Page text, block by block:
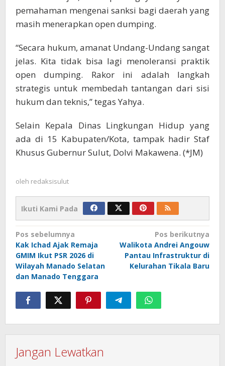
pemahaman mengenai sanksi bagi daerah yang
masih menerapkan open dumping.
“Secara hukum, amanat Undang-Undang sangat
jelas. Kita tidak bisa lagi menoleransi praktik
open dumping. Rakor ini adalah langkah
strategis untuk membedah tantangan dari sisi
hukum dan teknis,” tegas Yahya.
Selain Kepala Dinas Lingkungan Hidup yang
ada di 15 Kabupaten/Kota, tampak hadir Staf
Khusus Gubernur Sulut, Dolvi Makawena. (*JM)
oleh redaksisulut
Ikuti Kami Pada
Navigasi
pos
Pos sebelumnya
Kak Ichad Ajak Remaja
GMIM Ikut PSR 2026 di
Wilayah Manado Selatan
dan Manado Tenggara
Pos berikutnya
Walikota Andrei Angouw
Pantau Infrastruktur di
Kelurahan Tikala Baru
Jangan Lewatkan